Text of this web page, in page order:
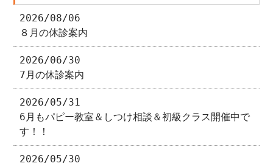
2026/08/06
８月の休診案内
2026/06/30
7月の休診案内
2026/05/31
6月もパピー教室＆しつけ相談＆初級クラス開催中で
す！！
2026/05/30